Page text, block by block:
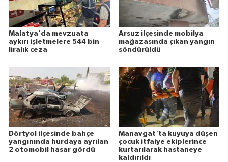
Malatya'da mevzuata
aykırı işletmelere 544 bin
liralık ceza
Arsuz ilçesinde mobilya
mağazasında çıkan yangın
söndürüldü
Dörtyol ilçesinde bahçe
yangınında hurdaya ayrılan
2 otomobil hasar gördü
Manavgat'ta kuyuya düşen
çocuk itfaiye ekiplerince
kurtarılarak hastaneye
kaldırıldı